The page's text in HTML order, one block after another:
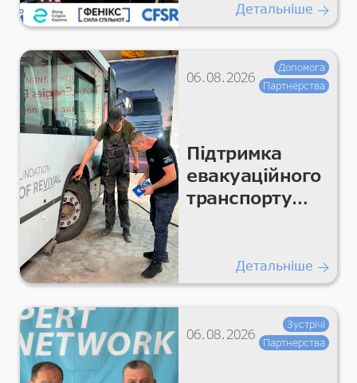
Детальніше
06.08.2026
Допомога
Партнерства
Підтримка
евакуаційного
транспорту
перевезень
Детальніше
06.08.2026
Зустрічі
Партнерства